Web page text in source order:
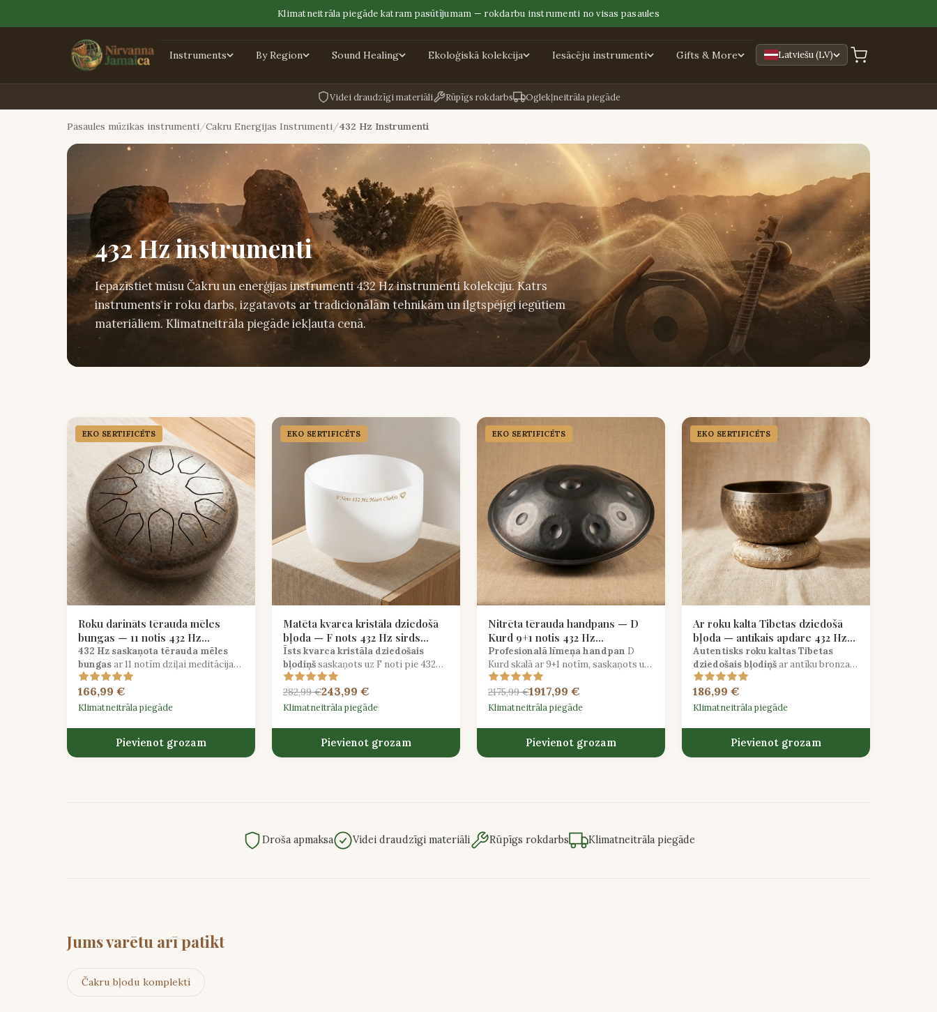
Klimatneitrāla piegāde katram pasūtījumam — rokdarbu instrumenti no visas pasaules
Instruments By Region Sound Healing Ekoloģiskā kolekcija Iesācēju instrumenti Gifts & More Latviešu (LV)
Videi draudzīgi materiāli Rūpīgs rokdarbs Oglekļneitrāla piegāde
Pasaules mūzikas instrumenti Cakru Energijas Instrumenti 432 Hz Instrumenti
432 Hz instrumenti
Iepazīstiet mūsu Čakru un enerģijas instrumenti 432 Hz instrumenti kolekciju. Katrs
instruments ir roku darbs, izgatavots ar tradicionālām tehnikām un ilgtspējīgi iegūtiem
materiāliem. Klimatneitrāla piegāde iekļauta cenā.
EKO SERTIFICĒTS
Roku darināts tērauda mēles
bungas — 11 notis 432 Hz
dziednieciskā frekvence
432 Hz saskaņota tērauda mēles
bungasar 11 notīm dziļai meditācijas
skaņas terapijai un apzinātai
relaksācijai.
166,99 €
Klimatneitrāla piegāde
Pievienot grozam
EKO SERTIFICĒTS
Matēta kvarca kristāla dziedošā
bļoda — F nots 432 Hz sirds
čakra
Īsts kvarca kristāla dziedošais
bļodiņšsaskaņots uz F noti pie 432
Hz, rezonējot ar sirds čakru dziļām
dziedināšanas sesijām.
282,99 €243,99 €
Klimatneitrāla piegāde
Pievienot grozam
EKO SERTIFICĒTS
Nitrēta tērauda handpans — D
Kurd 9+1 notis 432 Hz
noskaņojums
Profesionalā līmeņa handpan D
Kurd skalā ar 9+1 notīm, saskaņots uz
432 Hz emocionāli bagātai,
stabilizējošai spēles pieredzei.
2175,99 €1917,99 €
Klimatneitrāla piegāde
Pievienot grozam
EKO SERTIFICĒTS
Ar roku kalta Tibetas dziedošā
bļoda — antīkais apdare 432 Hz
noskaņota
Autentisks roku kaltas Tibetas
dziedošais bļodiņšar antīku bronzas
apdari, precīzi saskaņots uz 432 Hz
tradicionālai skaņas dziedināšanai.
186,99 €
Klimatneitrāla piegāde
Pievienot grozam
Droša apmaksa Videi draudzīgi materiāli Rūpīgs rokdarbs Klimatneitrāla piegāde
Jums varētu arī patikt
Čakru bļodu komplekti